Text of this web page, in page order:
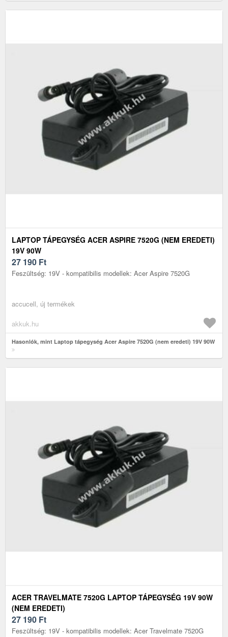
LAPTOP TÁPEGYSÉG ACER ASPIRE 7520G (NEM EREDETI)
19V 90W
27 190 Ft
Feszültség: 19V - kompatibilis modellek: Acer Aspire 7520G
accucell, új termékek
akkuk.hu
Hasonlók, mint Laptop tápegység Acer Aspire 7520G (nem eredeti) 19V 90W
ACER TRAVELMATE 7520G LAPTOP TÁPEGYSÉG 19V 90W
(NEM EREDETI)
27 190 Ft
Feszültség: 19V - kompatibilis modellek: Acer Travelmate 7520G